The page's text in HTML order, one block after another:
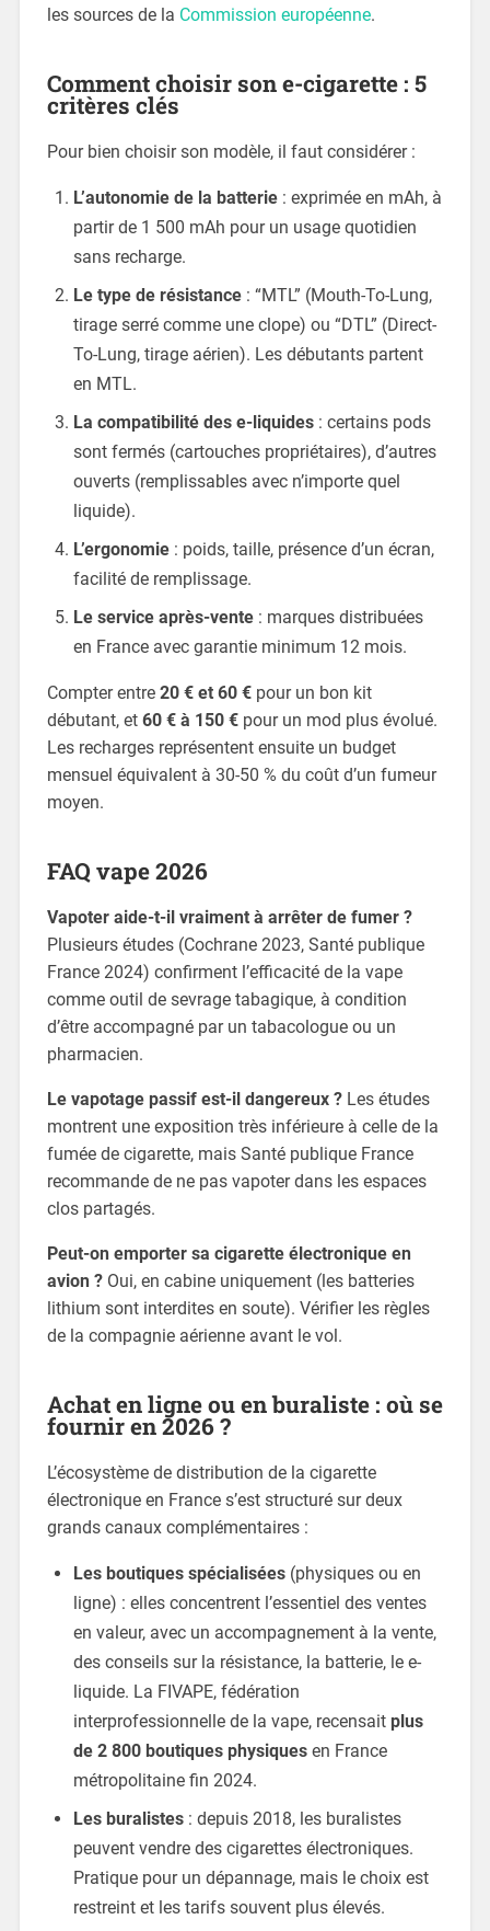
les sources de la Commission européenne.
Comment choisir son e-cigarette : 5
critères clés
Pour bien choisir son modèle, il faut considérer :
L’autonomie de la batterie: exprimée en mAh, à
partir de 1 500 mAh pour un usage quotidien
sans recharge.
Le type de résistance: “MTL” (Mouth-To-Lung,
tirage serré comme une clope) ou “DTL” (Direct-
To-Lung, tirage aérien). Les débutants partent
en MTL.
La compatibilité des e-liquides: certains pods
sont fermés (cartouches propriétaires), d’autres
ouverts (remplissables avec n’importe quel
liquide).
L’ergonomie: poids, taille, présence d’un écran,
facilité de remplissage.
Le service après-vente: marques distribuées
en France avec garantie minimum 12 mois.
Compter entre 20 € et 60 €pour un bon kit
débutant, et 60 € à 150 €pour un mod plus évolué.
Les recharges représentent ensuite un budget
mensuel équivalent à 30-50 % du coût d’un fumeur
moyen.
FAQ vape 2026
Vapoter aide-t-il vraiment à arrêter de fumer ?
Plusieurs études (Cochrane 2023, Santé publique
France 2024) confirment l’efficacité de la vape
comme outil de sevrage tabagique, à condition
d’être accompagné par un tabacologue ou un
pharmacien.
Le vapotage passif est-il dangereux ?Les études
montrent une exposition très inférieure à celle de la
fumée de cigarette, mais Santé publique France
recommande de ne pas vapoter dans les espaces
clos partagés.
Peut-on emporter sa cigarette électronique en
avion ?Oui, en cabine uniquement (les batteries
lithium sont interdites en soute). Vérifier les règles
de la compagnie aérienne avant le vol.
Achat en ligne ou en buraliste : où se
fournir en 2026 ?
L’écosystème de distribution de la cigarette
électronique en France s’est structuré sur deux
grands canaux complémentaires :
Les boutiques spécialisées(physiques ou en
ligne) : elles concentrent l’essentiel des ventes
en valeur, avec un accompagnement à la vente,
des conseils sur la résistance, la batterie, le e-
liquide. La FIVAPE, fédération
interprofessionnelle de la vape, recensait plus
de 2 800 boutiques physiquesen France
métropolitaine fin 2024.
Les buralistes: depuis 2018, les buralistes
peuvent vendre des cigarettes électroniques.
Pratique pour un dépannage, mais le choix est
restreint et les tarifs souvent plus élevés.